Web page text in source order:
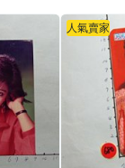
人氣賣家